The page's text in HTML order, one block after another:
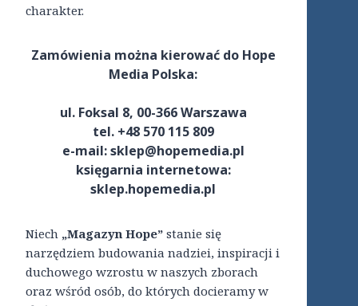
charakter.
Zamówienia można kierować do Hope
Media Polska:
ul. Foksal 8, 00-366 Warszawa
tel. +48 570 115 809
e-mail: sklep@hopemedia.pl
księgarnia internetowa:
sklep.hopemedia.pl
Niech „Magazyn Hope” stanie się
narzędziem budowania nadziei, inspiracji i
duchowego wzrostu w naszych zborach
oraz wśród osób, do których docieramy w